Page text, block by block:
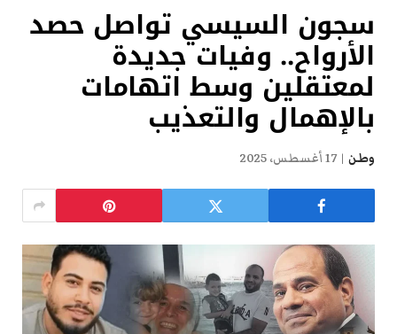
سجون السيسي تواصل حصد
الأرواح.. وفيات جديدة
لمعتقلين وسط اتهامات
بالإهمال والتعذيب
وطن 17 أغسطس، 2025